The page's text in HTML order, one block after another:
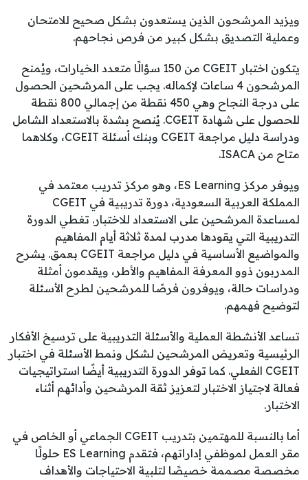
ويزيد المرشحون الذين يستعدون بشكل صحيح للامتحان
وعملية التصديق بشكل كبير من فرص نجاحهم.
يتكون اختبار CGEIT من 150 سؤالًا متعدد الخيارات، ويُمنح
المرشحون 4 ساعات لإكماله. يجب على المرشحين الحصول
على درجة النجاح وهي 450 نقطة من إجمالي 800 نقطة
للحصول على شهادة CGEIT. يُنصح بشدة بالاستعداد الشامل
ودراسة دليل مراجعة CGEIT وبنك أسئلة CGEIT، وكلاهما
متاح من ISACA.
ويوفر مركز ES Learning، وهو مركز تدريب معتمد في
المملكة العربية السعودية، دورة تدريبية في CGEIT
لمساعدة المرشحين على الاستعداد للاختبار. تغطي الدورة
التدريبية التي يقودها مدرب لمدة ثلاثة أيام المفاهيم
والمواضيع الأساسية في دليل مراجعة CGEIT بعمق. يشرح
المدربون ذوو المعرفة المفاهيم والأطر، ويقدمون أمثلة
ودراسات حالة، ويوفرون فرصًا للمرشحين لطرح الأسئلة
لتوضيح فهمهم.
تساعد الأنشطة العملية والأسئلة التدريبية على ترسيخ الأفكار
الرئيسية وتعريض المرشحين لشكل ونمط الأسئلة في اختبار
CGEIT الفعلي. كما توفر الدورة التدريبية أيضًا استراتيجيات
فعالة لاجتياز الاختبار لتعزيز ثقة المرشحين وأدائهم أثناء
الاختبار.
أما بالنسبة للمهتمين بتدريب CGEIT الجماعي أو الخاص في
مقر العمل لموظفي إداراتهم، فتقدم ES Learning حلولًا
مخصصة مصممة خصيصًا لتلبية الاحتياجات والأهداف